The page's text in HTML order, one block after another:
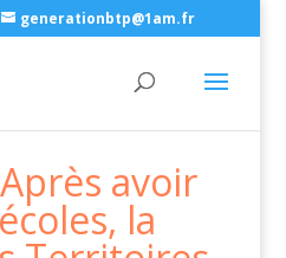
generationbtp@1am.fr
Après avoir
la